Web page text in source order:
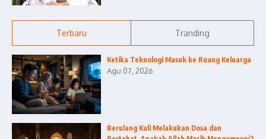
Terbaru Tranding
Ketika Teknologi Masuk ke Ruang Keluarga
Agu 07, 2026
Berulang Kali Melakukan Dosa dan